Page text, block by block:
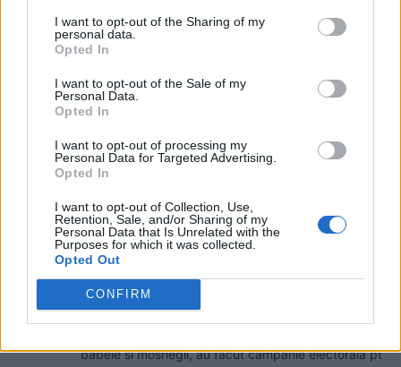
I want to opt-out of the Sharing of my
personal data.
Opted In
I want to opt-out of the Sale of my
Personal Data.
Opted In
I want to opt-out of processing my
Personal Data for Targeted Advertising.
Opted In
I want to opt-out of Collection, Use,
Retention, Sale, and/or Sharing of my
Personal Data that Is Unrelated with the
Purposes for which it was collected.
Opted Out
CONFIRM
câștigăm niciun kilowatt! Explicațiile
convingătoare ale ministrului
A doua operațiune obscenă a
Pașca – Dumbrava”. Un fost
consilier al lui Băsescu a fost
10 COMENTARII
Dunn luni, 3 mai 2021 La 10.53
Popimea a facut foarte mult rau in ultima perioada.
babele si mosnegii, au facut campanie electorala pt